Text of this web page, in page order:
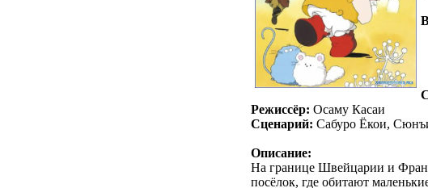
Режиссёр: Осаму Касаи
Сценарий: Сабуро Ёкои,
Описание:
На границе Швейцарии и
посёлок, где обитают